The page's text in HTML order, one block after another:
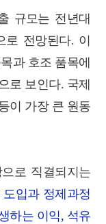
규모는 전년대
로 전망된다. 이
과 호조 품목에
로 보인다. 국제
이 가장 큰 원동
로 직결되지는
도입과 정제과정
하는 이익, 석유